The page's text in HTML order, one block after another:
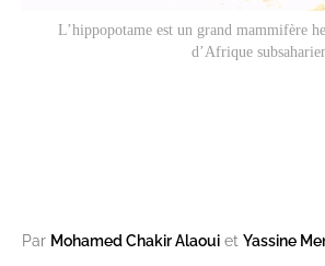
L’hippopotame est un grand mammifère
d’Afrique
Par Mohamed Chakir Alaoui et Yassine